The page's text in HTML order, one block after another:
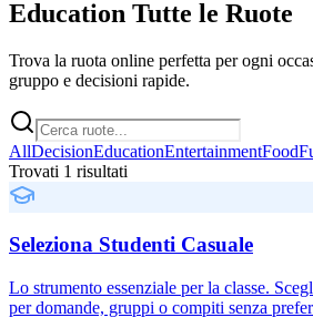
Education Tutte le Ruote
Trova la ruota online perfetta per ogni
gruppo e decisioni rapide.
AllDecisionEducationEntertainmentFood
Trovati 1 risultati
Seleziona Studenti Casuale
Lo strumento essenziale per la classe.
per domande, gruppi o compiti senza